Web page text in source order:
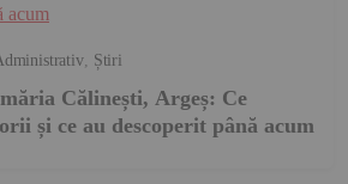
, Știri
Călinești, Argeș: Ce
și ce au descoperit până acum